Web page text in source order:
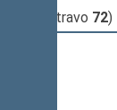
(užsiregistravo 72)